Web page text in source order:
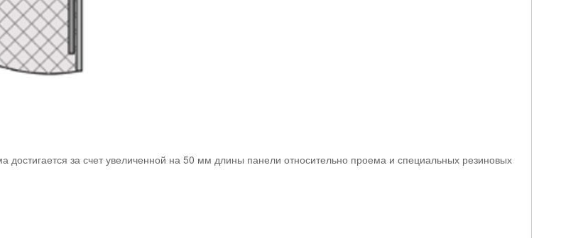
достигается за счет увеличенной на 50 мм длины панели относительно проема и специальных резиновых